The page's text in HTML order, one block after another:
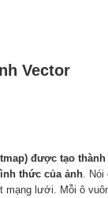
Vector
được tạo
thức của ảnh. Nói
mạng lưới. Mỗi ô